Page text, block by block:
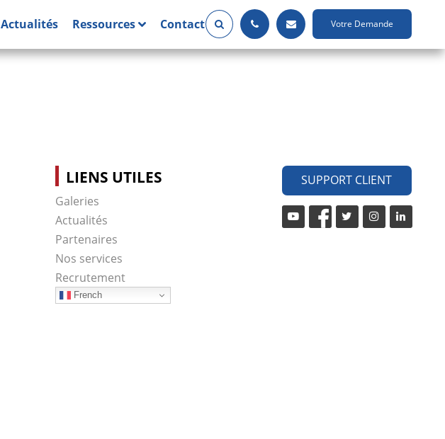
Actualités Ressources Contact Votre Demande
LIENS UTILES
Galeries
Actualités
Partenaires
Nos services
Recrutement
French
SUPPORT CLIENT